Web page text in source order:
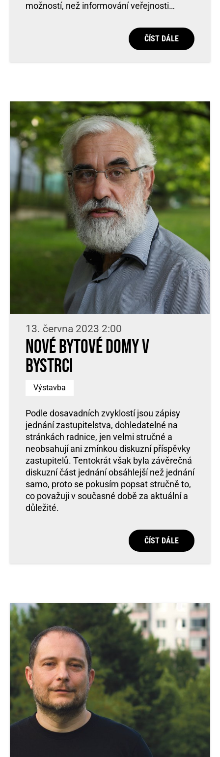
možností, než informování veřejnosti…
ČÍST DÁLE
13. června 2023 2:00
Nové bytové domy v
Bystrci
Výstavba
Podle dosavadních zvyklostí jsou zápisy
jednání zastupitelstva, dohledatelné na
stránkách radnice, jen velmi stručné a
neobsahují ani zmínkou diskuzní příspěvky
zastupitelů. Tentokrát však byla závěrečná
diskuzní část jednání obsáhlejší než jednání
samo, proto se pokusím popsat stručně to,
co považuji v současné době za aktuální a
důležité.
ČÍST DÁLE